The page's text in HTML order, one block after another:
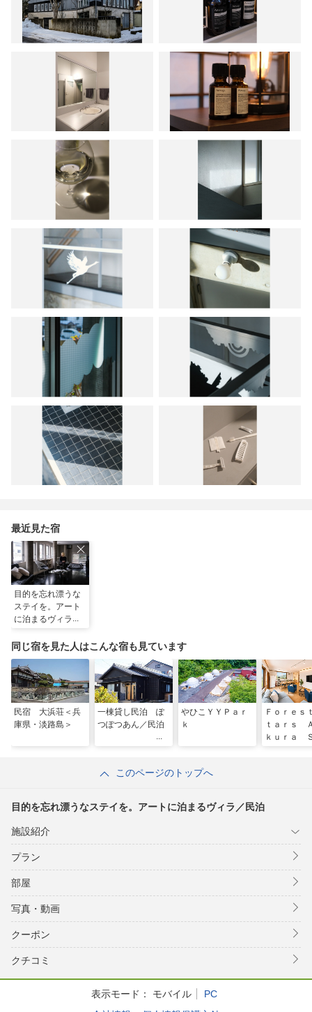
最近見た宿
目的を忘れ漂うな
ステイを。アート
に泊まるヴィラ／
同じ宿を見た人はこんな宿も見ています
民宿 大浜荘＜兵
庫県・淡路島＞
一棟貸し民泊 ぽ
つぽつあん／民泊
やひこＹＹＰａｒ
ｋ
Ｆｏｒｅｓ
ｔａｒｓ
ｋｕｒａ
このページのトップへ
目的を忘れ漂うなステイを。アートに泊まるヴィラ／民泊
施設紹介
プラン
部屋
写真・動画
クーポン
クチコミ
表示モード： モバイル
PC